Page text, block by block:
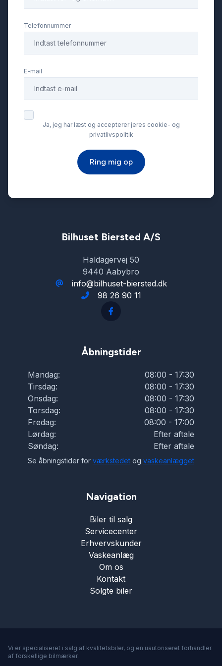
Navigation
Parkeringssensor bagved
Parkeringssensor foran
Startspærre
Xenonlygter
Telefonnummer
E-mail
Ja, jeg har læst og accepterer jeres cookie- og
privatlivspolitik
Ring mig op
Bilhuset Biersted A/S
Haldagervej 50
9440 Aabybro
info@bilhuset-biersted.dk
98 26 90 11
Åbningstider
Mandag:
08:00 - 17:30
Tirsdag:
08:00 - 17:30
Onsdag:
08:00 - 17:30
Torsdag:
08:00 - 17:30
Fredag:
08:00 - 17:00
Lørdag:
Efter aftale
Søndag:
Efter aftale
Se åbningstider for værkstedet og vaskeanlægget
Navigation
Biler til salg
Servicecenter
Erhvervskunder
Vaskeanlæg
Om os
Kontakt
Solgte biler
Vi er specialiseret i salg af kvalitetsbiler, og en uautoriseret forhandler
af forskellige bilmærker.